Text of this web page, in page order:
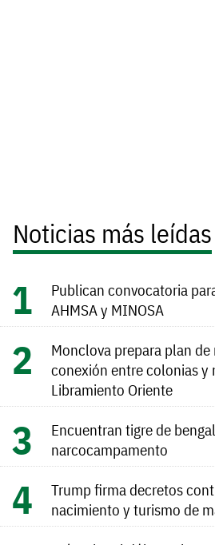
Noticias más leídas
Publican convocatoria
AHMSA y MINOSA
Monclova prepara plan
conexión entre colonias y
Libramiento Oriente
Encuentran tigre de
narcocampamento
Trump firma decretos
nacimiento y turismo de